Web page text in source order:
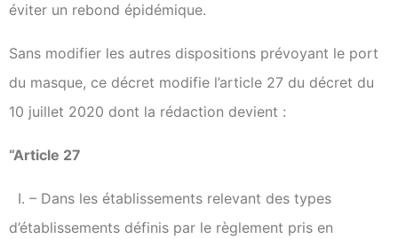
éviter un rebond épidémique.
Sans modifier les autres dispositions prévoyant le port
du masque, ce décret modifie l’article 27 du décret du
10 juillet 2020 dont la rédaction devient :
“Article 27
I. – Dans les établissements relevant des types
d’établissements définis par le règlement pris en